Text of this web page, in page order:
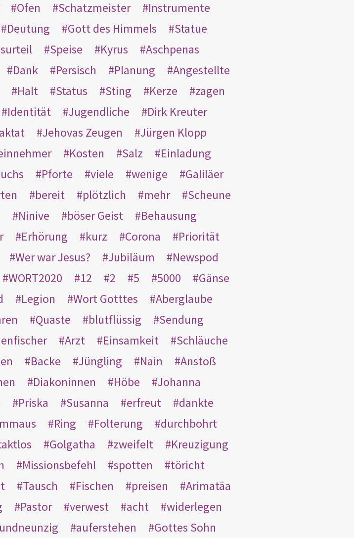
Ofen Schatzmeister
Instrumente
Deutung Gott des Himmels
Statue
Speise Kyrus
Aschpenas
Dank Persisch Planung
Angestellte
Halt Status Sting Kerze
zagen
Identität Jugendliche
Dirk Kreuter
Jehovas Zeugen
Jürgen Klopp
Kosten Salz
Einladung
Pforte viele wenige
Galiläer
bereit plötzlich mehr
Scheune
Ninive böser Geist
Behausung
Erhörung kurz Corona
Priorität
Wer war Jesus? Jubiläum
Newspod
WORT2020 12 2 5 5000
Gänse
Legion Wort Gotttes
Aberglaube
Quaste blutflüssig
Sendung
Arzt Einsamkeit
Schläuche
Backe Jüngling Nain
Anstoß
Diakoninnen Höbe
Johanna
Priska Susanna erfreut
dankte
Ring Folterung
durchbohrt
Golgatha zweifelt
Kreuzigung
Missionsbefehl spotten
töricht
Tausch Fischen preisen
Arimatäa
Pastor verwest acht
widerlegen
auferstehen Gottes Sohn